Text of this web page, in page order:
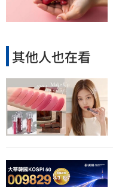
其他人也在看